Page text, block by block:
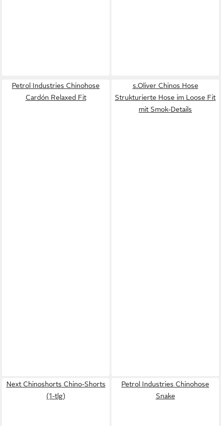
Petrol Industries Chinohose
Cardón Relaxed Fit
s.Oliver Chinos Hose
Strukturierte Hose im Loose Fit
mit Smok-Details
Next Chinoshorts Chino-Shorts
(1-tlg)
Petrol Industries Chinohose
Snake